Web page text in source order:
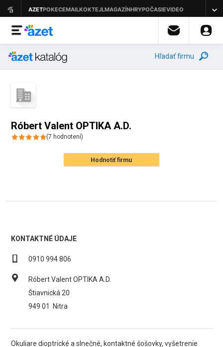
Hľadať firmu
Róbert Valent OPTIKA A.D.
(7 hodnotení)
Hodnotiť firmu
KONTAKTNÉ ÚDAJE
0910 994 806
Róbert Valent OPTIKA A.D.
Štiavnická 20
949 01
Nitra
Okuliare dioptrické a slnečné, kontaktné šošovky, vyšetrenie